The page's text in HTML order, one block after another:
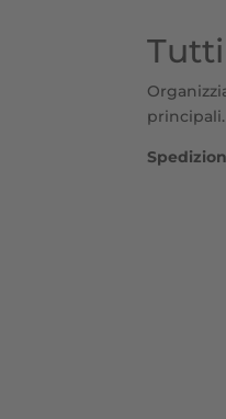
principali.